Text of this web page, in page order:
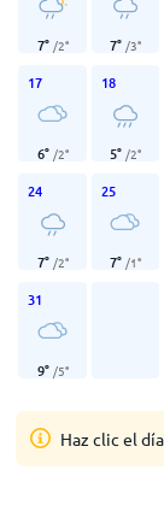
7° /2° 7° /3°
17
6° /2°
18
5° /2°
24
7° /2°
25
7° /1°
31
9° /5°
Haz clic el